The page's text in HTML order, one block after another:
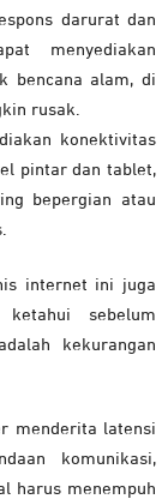
darurat dan
menyediakan
bencana alam, di
rusak.
konektivitas
pintar dan tablet,
bepergian atau
internet ini juga
sebelum
kekurangan
menderita latensi
komunikasi,
harus menempuh